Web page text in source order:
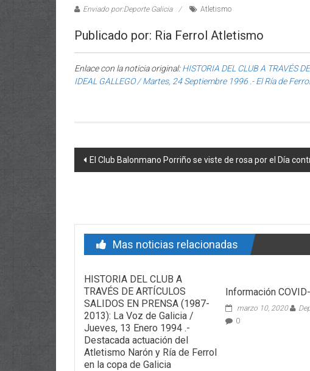
Enviado por:Deporte Galicia Atletismo
Publicado por: Ria Ferrol Atletismo
Enlace con la noticia original:HISTORIA DEL CLUB A TRAVÉS
IDEAL GALLEGO / Martes, 24 Septiembre 1996 .- El Ría de
Post navigation
El Club Balonmano Porriño se viste de rosa por el Día
Mas noticias relacionadas
HISTORIA DEL CLUB A
TRAVÉS DE ARTÍCULOS
SALIDOS EN PRENSA (1987-
2013): La Voz de Galicia /
Jueves, 13 Enero 1994 .-
Destacada actuación del
Atletismo Narón y Ría de Ferrol
en la copa de Galicia
Información
marzo 10, 2020
0